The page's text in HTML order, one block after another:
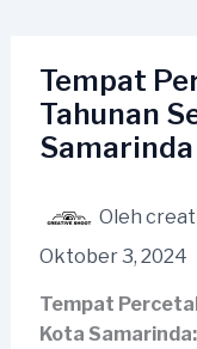
kontenTempat
Tahunan
Samarinda
Oleh
Oktober 3, 2024
Tempat
Kota